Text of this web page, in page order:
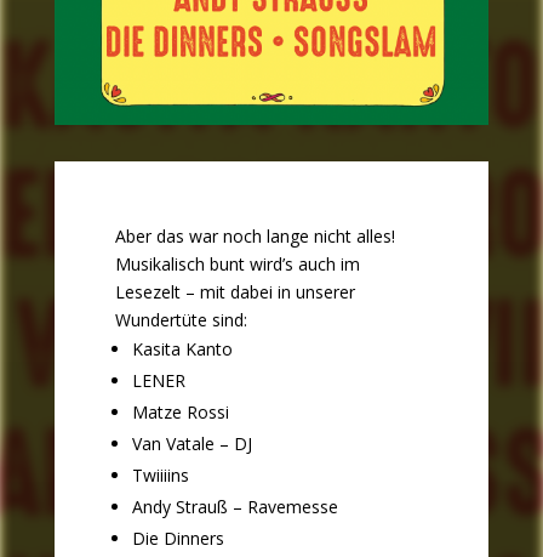
Aber das war noch lange nicht alles!
Musikalisch bunt wird’s auch im
Lesezelt – mit dabei in unserer
Wundertüte sind:
Kasita Kanto
LENER
Matze Rossi
Van Vatale – DJ
Twiiiins
Andy Strauß – Ravemesse
Die Dinners